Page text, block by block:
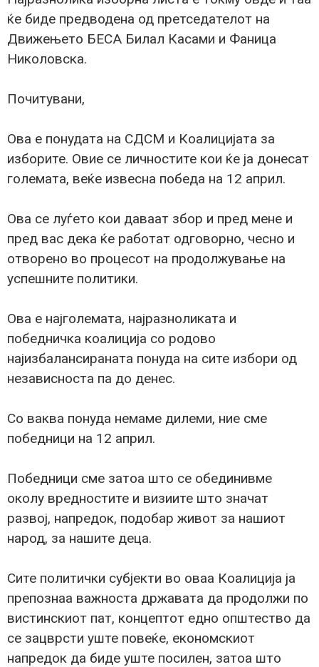
ќе биде предводена од претседателот на
Движењето БЕСА Билал Касами и Фаница
Николовска.
Почитувани,
Ова е понудата на СДСМ и Коалицијата за
изборите. Овие се личностите кои ќе ја донесат
големата, веќе извесна победа на 12 април.
Ова се луѓето кои даваат збор и пред мене и
пред вас дека ќе работат одговорно, чесно и
отворено во процесот на продолжување на
успешните политики.
Ова е најголемата, најразноликата и
победничка коалиција со родово
најизбалансираната понуда на сите избори од
независноста па до денес.
Со ваква понуда немаме дилеми, ние сме
победници на 12 април.
Победници сме затоа што се обединивме
околу вредностите и визиите што значат
развој, напредок, подобар живот за нашиот
народ, за нашите деца.
Сите политички субјекти во оваа Коалиција ја
препознаа важноста државата да продолжи по
вистинскиот пат, концептот едно општество да
се зацврсти уште повеќе, економскиот
напредок да биде уште посилен, затоа што